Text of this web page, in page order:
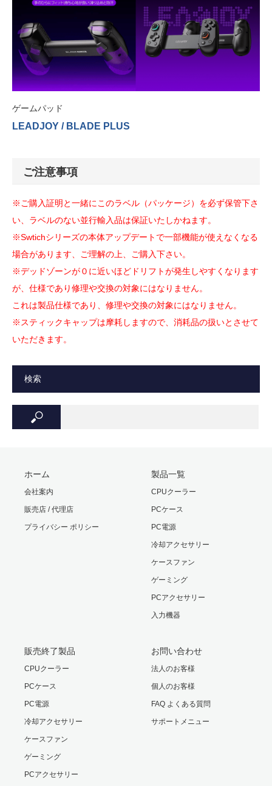
ゲームパッド
LEADJOY / BLADE PLUS
ご注意事項
※ご購入証明と一緒にこのラベル（パッケージ）を必ず保管下さ
い、ラベルのない並行輸入品は保証いたしかねます。
※Swtichシリーズの本体アップデートで一部機能が使えなくなる
場合があります、ご理解の上、ご購入下さい。
※デッドゾーンが０に近いほどドリフトが発生しやすくなります
が、仕様であり修理や交換の対象にはなりません。
これは製品仕様であり、修理や交換の対象にはなりません。
※スティックキャップは摩耗しますので、消耗品の扱いとさせて
いただきます。
検索
ホーム
会社案内
販売店 / 代理店
プライバシー ポリシー
製品一覧
CPUクーラー
PCケース
PC電源
冷却アクセサリー
ケースファン
ゲーミング
PCアクセサリー
入力機器
販売終了製品
CPUクーラー
PCケース
PC電源
冷却アクセサリー
ケースファン
ゲーミング
PCアクセサリー
お問い合わせ
法人のお客様
個人のお客様
FAQ よくある質問
サポートメニュー